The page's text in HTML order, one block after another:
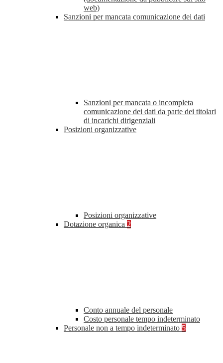
web)
Sanzioni per mancata comunicazione dei dati
Sanzioni per mancata o incompleta
comunicazione dei dati da parte dei titolari
di incarichi dirigenziali
Posizioni organizzative
Posizioni organizzative
Dotazione organica 2
Conto annuale del personale
Costo personale tempo indeterminato
Personale non a tempo indeterminato 5